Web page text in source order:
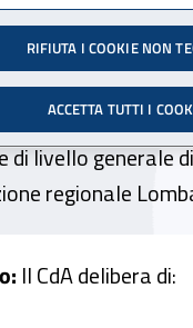
Inail
2022
Lanza.
di livello generale
regionale
Il CdA delibera di:
RIFIUTA I COOKIE NON
ACCETTA TUTTI I